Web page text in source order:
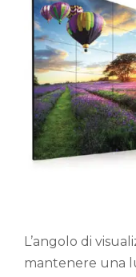
L’angolo di
mantenere una